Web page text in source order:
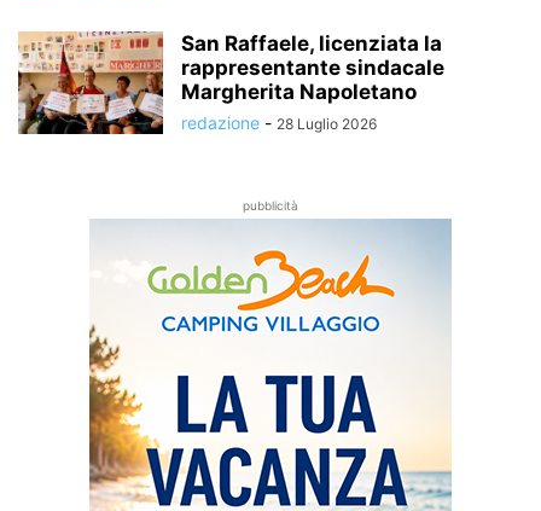
San Raffaele, licenziata la
rappresentante sindacale
Margherita Napoletano
redazione - 28 Luglio 2026
pubblicità